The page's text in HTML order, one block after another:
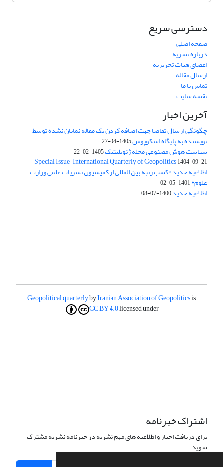
دسترسی سریع
صفحه اصلی
درباره نشریه
اعضای هیات تحریریه
ارسال مقاله
تماس با ما
نقشه سایت
آخرین اخبار
چگونگی ارسال تقاضا جهت اضافه کردن یک مقاله نمایان نشده توسط
نویسنده به پایگاه اسکوپوس1405-04-27
سیاست هوش مصنوعی مجله ژئوپلیتیک1405-02-22
Special Issue – International Quarterly of Geopolitics1404-09-21
اطلاعیه جدید *کسب رتبه بین المللی از کمیسیون نشریات علمی وزارت
علوم*1401-05-02
اطلاعیه جدید1400-07-08
Geopolitical quarterlybyIranian Association of Geopoliticsis
licensed under
CC BY 4.0
اشتراک خبرنامه
برای دریافت اخبار و اطلاعیه های مهم نشریه در خبرنامه نشریه مشترک
شوید.